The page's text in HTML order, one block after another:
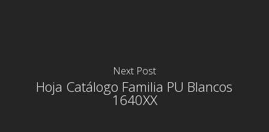
Next Post
Hoja Catálogo Familia PU Blancos
1640XX